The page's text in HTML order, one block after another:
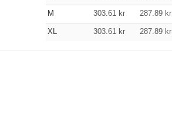
M 303.61 kr 287.89 kr
XL 303.61 kr 287.89 kr